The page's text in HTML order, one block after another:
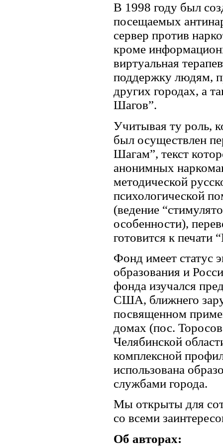
В 1998 году был
посещаемых
сервер против
кроме
виртуальная
поддержку людям,
других городах, а
Шагов”.
Учитывая ту роль,
был осуществлен
Шагам”, текст
анонимных
методической
психологической
(ведение
особенности),
готовится к печати
Фонд имеет статус
образования и
фонда изучался
США, ближнего
посвященном
домах (пос.
Челябинской
комплексной
использована
службами города.
Мы открыты для
со всеми
Об авторах: